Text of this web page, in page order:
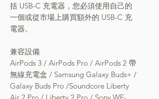
括 USB-C 充電器，您必須使用自己的
一個或從市場上購買額外的 USB-C 充
電器。
兼容設備
AirPods 3 / AirPods Pro / AirPods 2 帶
無線充電盒 / Samsung Galaxy Buds+ /
Galaxy Buds Pro /Soundcore Liberty
Air 2 Pro / Liberty 2 Pro / Sony WF-